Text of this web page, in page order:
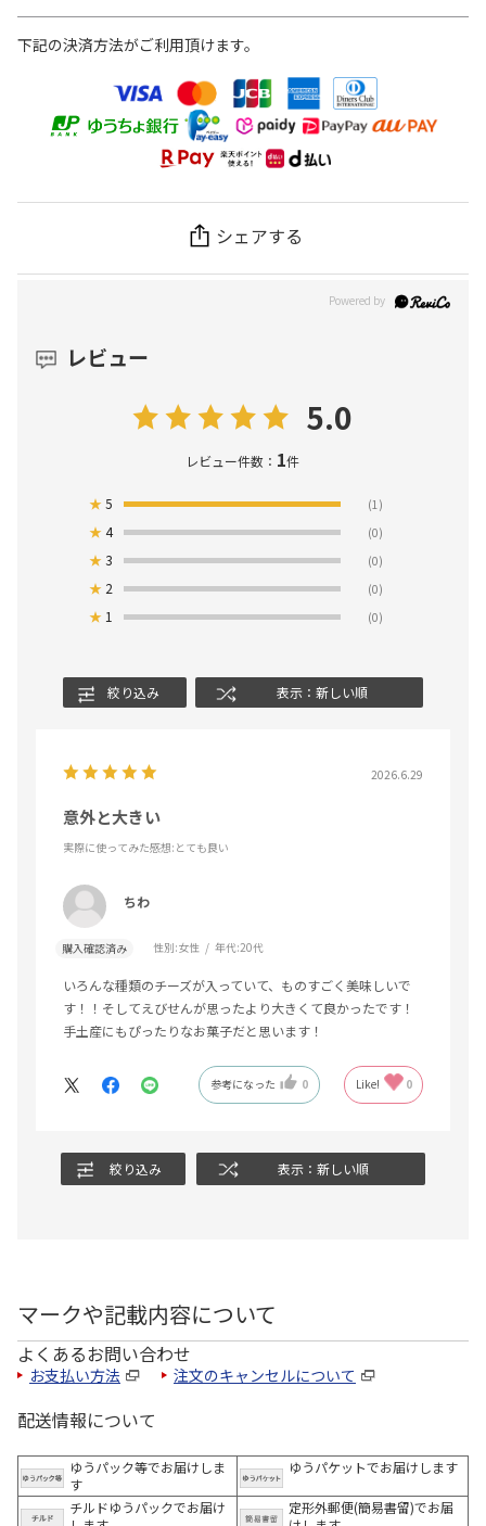
下記の決済方法がご利用頂けます。
シェアする
レビュー
5.0
レビュー件数： 1件
★5 (1)
★4 (0)
★3 (0)
★ 2 (0)
★ 1 (0)
絞り込み 表示：新しい順
2026.6.29
意外と大きい
実際に使ってみた感想:とても良い
ちわ
購入確認済み 性別:女性 年代:20代
いろんな種類のチーズが入っていて、ものすごく美味しいで
す！！そしてえびせんが思ったより大きくて良かったです！
手土産にもぴったりなお菓子だと思います！
参考になった 0 Like! 0
絞り込み 表示：新しい順
マークや記載内容について
よくあるお問い合わせ
お支払い方法 注文のキャンセルについて
配送情報について
ゆうパック等でお届けしま
す
ゆうパケットでお届けします
チルドゆうパックでお届け
定形外郵便(簡易書留)でお届